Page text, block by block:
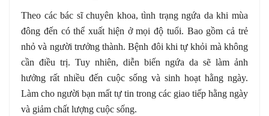
Theo các bác sĩ chuyên khoa, tình trạng ngứa da khi mùa
đông đến có thể xuất hiện ở mọi độ tuổi. Bao gồm cả trẻ
nhỏ và người trưởng thành. Bệnh đôi khi tự khỏi mà không
cần điều trị. Tuy nhiên, diễn biến ngứa da sẽ làm ảnh
hưởng rất nhiều đến cuộc sống và sinh hoạt hằng ngày.
Làm cho người bạn mất tự tin trong các giao tiếp hằng ngày
và giảm chất lượng cuộc sống.